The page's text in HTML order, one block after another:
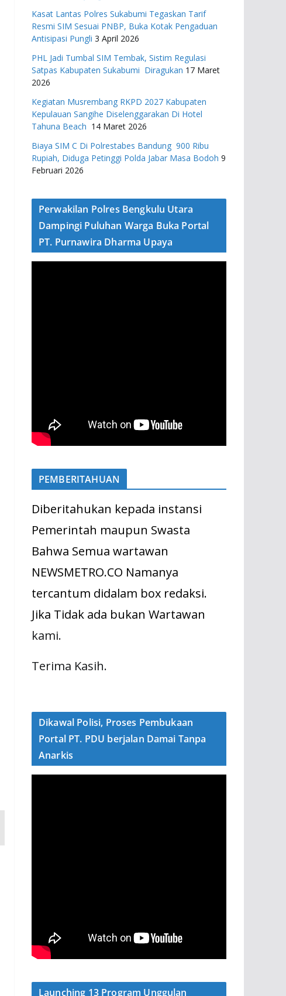
Kasat Lantas Polres Sukabumi Tegaskan Tarif
Resmi SIM Sesuai PNBP, Buka Kotak Pengaduan
Antisipasi Pungli 3 April 2026
PHL Jadi Tumbal SIM Tembak, Sistim Regulasi
Satpas Kabupaten Sukabumi Diragukan 17 Maret
2026
Kegiatan Musrembang RKPD 2027 ​Kabupaten
Kepulauan Sangihe Diselenggarakan Di Hotel
Tahuna Beach 14 Maret 2026
Biaya SIM C Di Polrestabes Bandung 900 Ribu
Rupiah, Diduga Petinggi Polda Jabar Masa Bodoh 9
Februari 2026
Perwakilan Polres Bengkulu Utara
Dampingi Puluhan Warga Buka Portal
PT. Purnawira Dharma Upaya
PEMBERITAHUAN
Diberitahukan kepada instansi
Pemerintah maupun Swasta
Bahwa Semua wartawan
NEWSMETRO.CO Namanya
tercantum didalam box redaksi.
Jika Tidak ada bukan Wartawan
kami.
Terima Kasih.
Dikawal Polisi, Proses Pembukaan
Portal PT. PDU berjalan Damai Tanpa
Anarkis
Launching 13 Program Unggulan